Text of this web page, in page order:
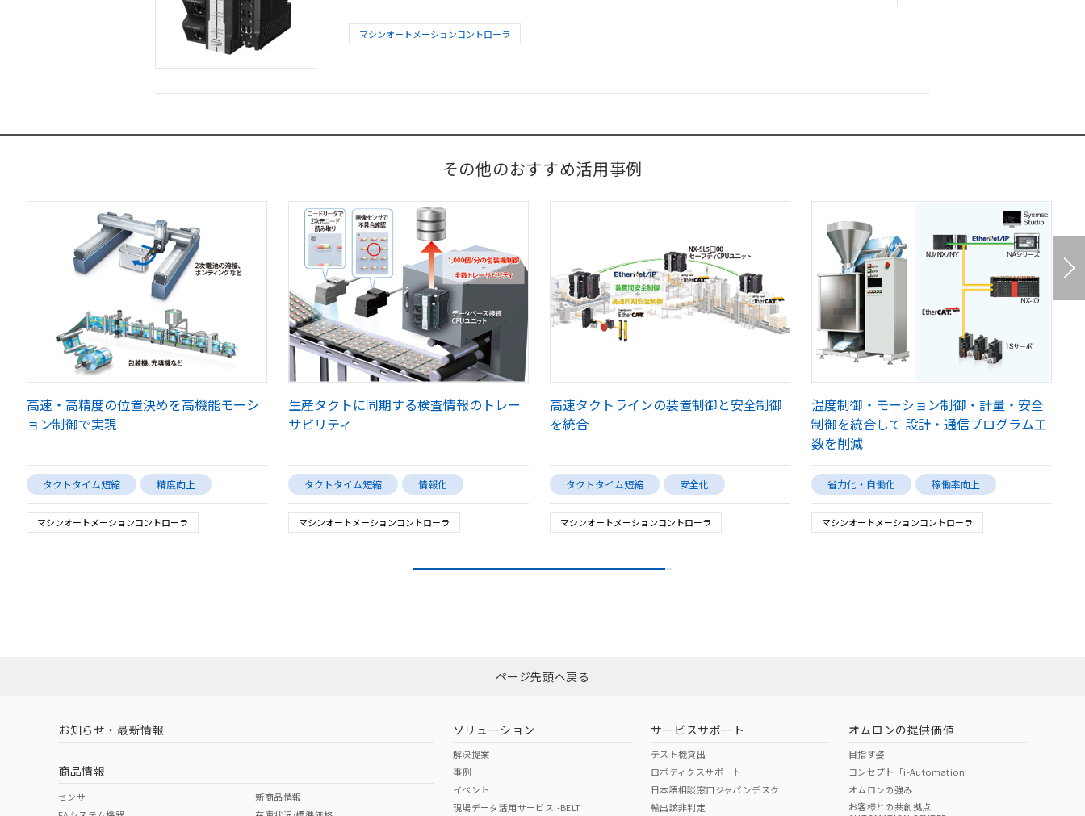
マシンオートメーションコントローラ
その他のおすすめ活用事例
高速・高精度の位置決めを高機能モーシ
ョン制御で実現
タクトタイム短縮 精度向上
マシンオートメーションコントローラ
生産タクトに同期する検査情報のトレー
サビリティ
タクトタイム短縮 情報化
マシンオートメーションコントローラ
高速タクトラインの装置制御と安全制御
を統合
タクトタイム短縮 安全化
マシンオートメーションコントローラ
温度制御・モーション制御・計量・安全
制御を統合して 設計・通信プログラム工
数を削減
省力化・自働化 稼働率向上
マシンオートメーションコントローラ
ページ先頭へ戻る
お知らせ・最新情報
商品情報
センサ
新商品情報
ソリューション
解決提案
事例
イベント
現場データ活用サービスi-BELT
サービスサポート
テスト機貸出
ロボティクスサポート
日本語相談窓口ジャパンデスク
輸出該非判定
オムロンの提供価値
目指す姿
コンセプト「i-Automation!」
オムロンの強み
お客様との共創拠点